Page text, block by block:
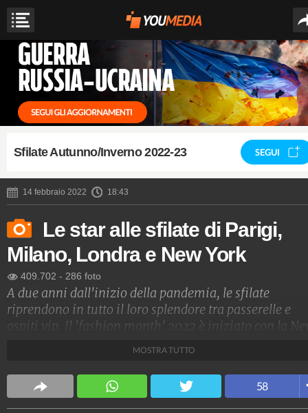
Sfilate Autunno/Inverno 2022-23 SEGUI
14 febbraio 2022 18:43
Le star alle sfilate di Parigi,
Milano, Londra e New York
409.702 - 286 foto
A due anni dall'inizio della pandemia, le sfilate
riprendono in tutto il loro splendore tra passerelle e
ospiti vip. Il 'fashion month' 2022 è iniziato con la
Stile e trend
MOSTRA TUTTO
58